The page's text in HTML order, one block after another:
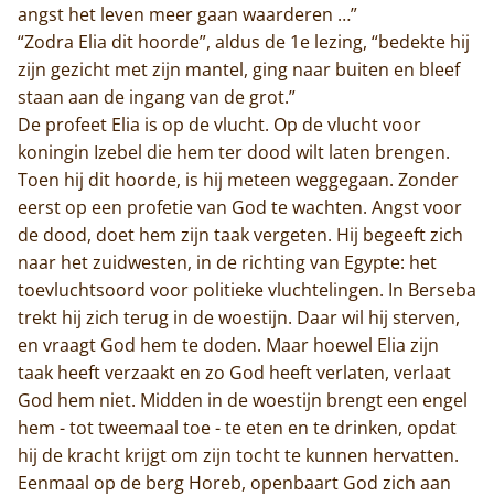
angst het leven meer gaan waarderen …”
“Zodra Elia dit hoorde”, aldus de 1e lezing, “bedekte hij
zijn gezicht met zijn mantel, ging naar buiten en bleef
staan aan de ingang van de grot.”
De profeet Elia is op de vlucht. Op de vlucht voor
koningin Izebel die hem ter dood wilt laten brengen.
Toen hij dit hoorde, is hij meteen weggegaan. Zonder
eerst op een profetie van God te wachten. Angst voor
de dood, doet hem zijn taak vergeten. Hij begeeft zich
naar het zuidwesten, in de richting van Egypte: het
toevluchtsoord voor politieke vluchtelingen. In Berseba
trekt hij zich terug in de woestijn. Daar wil hij sterven,
en vraagt God hem te doden. Maar hoewel Elia zijn
taak heeft verzaakt en zo God heeft verlaten, verlaat
God hem niet. Midden in de woestijn brengt een engel
hem - tot tweemaal toe - te eten en te drinken, opdat
hij de kracht krijgt om zijn tocht te kunnen hervatten.
Eenmaal op de berg Horeb, openbaart God zich aan